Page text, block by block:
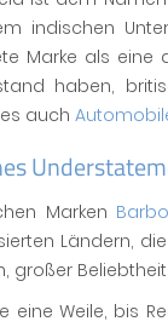
indischen
Marke als eine
haben,
auch
Marken
Ländern,
großer Beliebtheit.
eine Weile, bis